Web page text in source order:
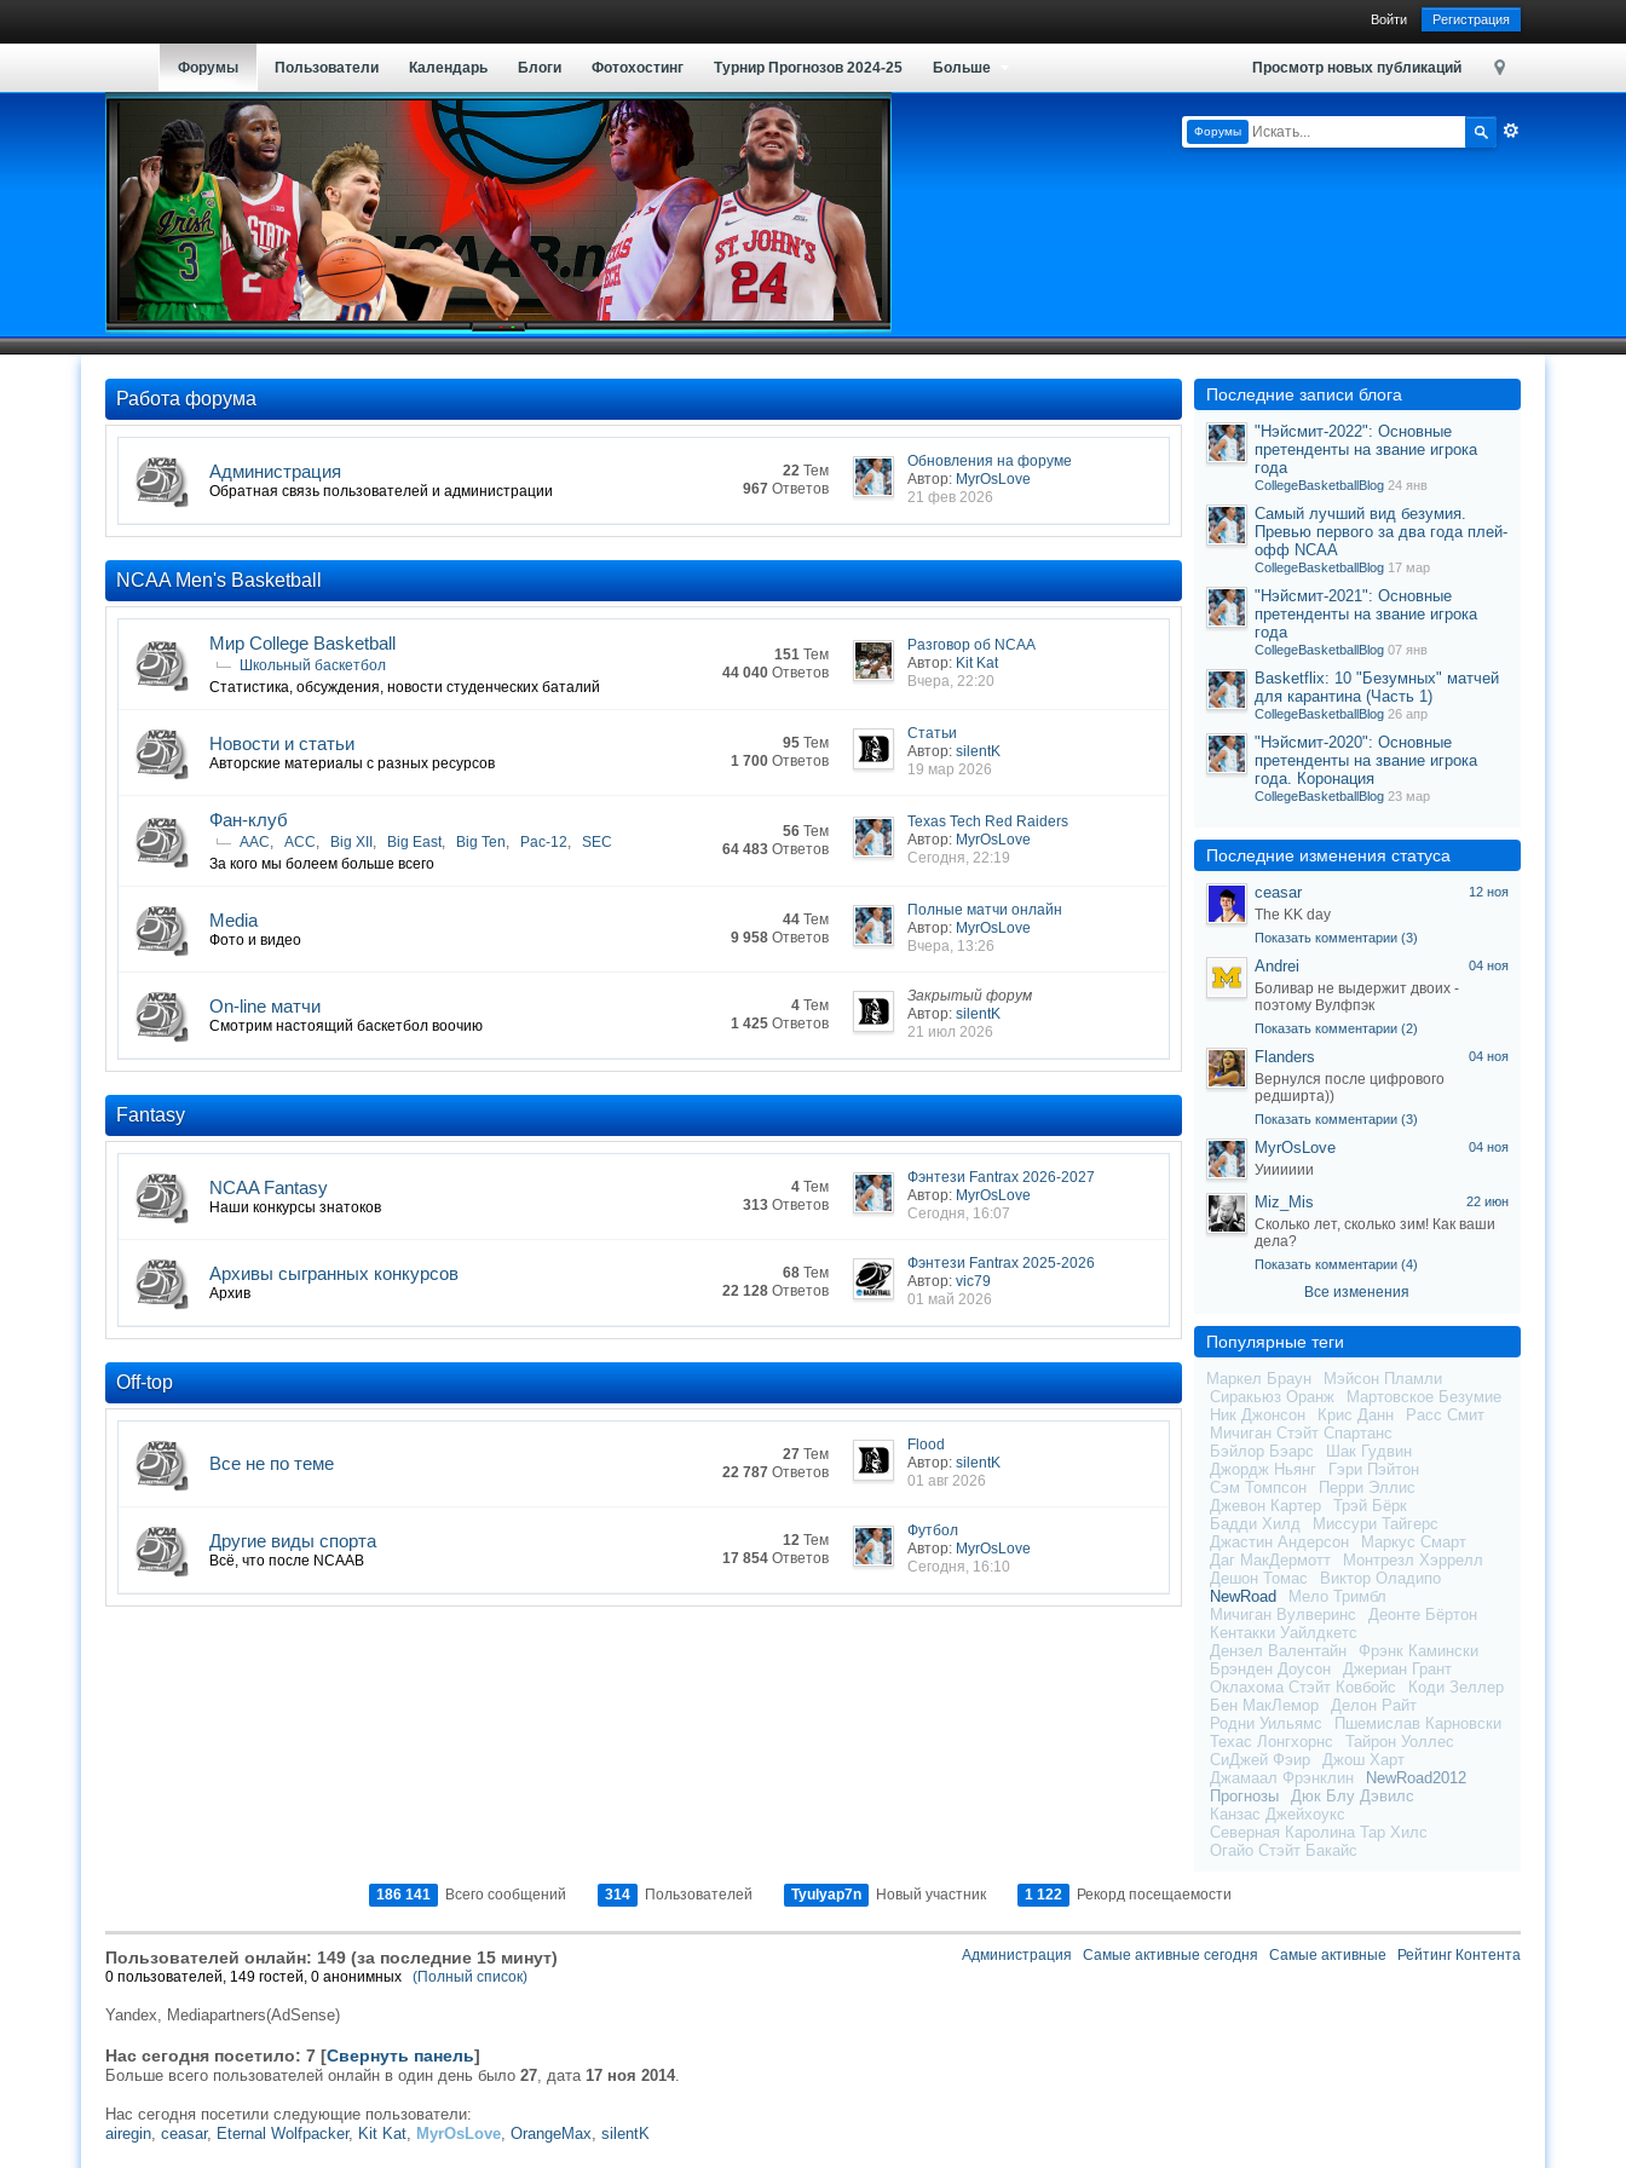
Войти Регистрация
Просмотр новых публикаций
Форумы Пользователи Календарь Блоги Фотохостинг Турнир Прогнозов 2024-25 Больше
Форумы
Работа форума
Администрация
Обратная связь пользователей и администрации
22 Тем
967 Ответов
Обновления на форуме
Автор: MyrOsLove
21 фев 2026
NCAA Men's Basketball
Мир College Basketball
Школьный баскетбол
Статистика, обсуждения, новости студенческих баталий
151 Тем
44 040 Ответов
Разговор об NCAA
Автор: Kit Kat
Вчера, 22:20
Новости и статьи
Авторские материалы с разных ресурсов
95 Тем
1 700 Ответов
Статьи
Автор:silentK
19 мар 2026
Фан-клуб
AAC, ACC, Big XII , Big East, Big Ten, Pac-12,
SEC
За кого мы болеем больше всего
56 Тем
64 483 Ответов
Texas Tech Red Raiders
Автор: MyrOsLove
Сегодня, 22:19
Media
Фото и видео
44 Тем
9 958 Ответов
Полные матчи онлайн
Автор: MyrOsLove
Вчера, 13:26
On-line матчи
Смотрим настоящий баскетбол воочию
4 Тем
1 425 Ответов
Закрытый форум
Автор:silentK
21 июл 2026
Fantasy
NCAA Fantasy
Наши конкурсы знатоков
4 Тем
313 Ответов
Фэнтези Fantrax 2026-2027
Автор: MyrOsLove
Сегодня, 16:07
Архивы сыгранных конкурсов
Архив
68 Тем
22 128 Ответов
Фэнтези Fantrax 2025-2026
Автор:vic79
01 май 2026
Off-top
Все не по теме 27 Тем
22 787 Ответов
Flood
Автор:silentK
01 авг 2026
Другие виды спорта
Всё, что после NCAAB
12 Тем
17 854 Ответов
Футбол
Автор: MyrOsLove
Сегодня, 16:10
Последние записи блога
"Нэйсмит-2022": Основные
претенденты на звание игрока
года
CollegeBasketballBlog 24 янв
Самый лучший вид безумия.
Превью первого за два года плей-
офф NCAA
CollegeBasketballBlog 17 мар
"Нэйсмит-2021": Основные
претенденты на звание игрока
года
CollegeBasketballBlog 07 янв
Basketflix: 10 "Безумных" матчей
для карантина (Часть 1)
CollegeBasketballBlog 26 апр
"Нэйсмит-2020": Основные
претенденты на звание игрока
года. Коронация
CollegeBasketballBlog 23 мар
Последние изменения статуса
12 ноя
ceasar
The KK day
Показать комментарии (3)
04 ноя
Andrei
Боливар не выдержит двоих -
поэтому Вулфпэк
Показать комментарии (2)
04 ноя
Flanders
Вернулся после цифрового
редширта))
Показать комментарии (3)
04 ноя
MyrOsLove
Уииииии
22 июн
Miz_Mis
Сколько лет, сколько зим! Как ваши
дела?
Показать комментарии (4)
Все изменения
Популярные теги
Маркел Браун
Мэйсон Пламли
Сиракьюз Оранж
Мартовское Безумие
Ник Джонсон
Крис Данн
Расс Смит
Мичиган Стэйт Спартанс
Бэйлор Бэарс
Шак Гудвин
Джордж Ньянг
Гэри Пэйтон
Сэм Томпсон
Перри Эллис
Джевон Картер
Трэй Бёрк
Бадди Хилд
Миссури Тайгерс
Джастин Андерсон
Маркус Смарт
Даг МакДермотт
Монтрезл Хэррелл
Дешон Томас
Виктор Оладипо
NewRoad
Мело Тримбл
Мичиган Вулверинс
Деонте Бёртон
Кентакки Уайлдкетс
Дензел Валентайн
Фрэнк Камински
Брэнден Доусон
Джериан Грант
Оклахома Стэйт Ковбойс
Коди Зеллер
Бен МакЛемор
Делон Райт
Родни Уильямс
Пшемислав Карновски
Техас Лонгхорнс
Тайрон Уоллес
СиДжей Фэир
Джош Харт
Джамаал Фрэнклин
NewRoad2012
Прогнозы
Дюк Блу Дэвилс
Канзас Джейхоукс
Северная Каролина Тар Хилс
Огайо Стэйт Бакайс
186 141 Всего сообщений 314 Пользователей Tyulyap7n Новый участник 1 122 Рекорд посещаемости
Администрация Самые активные сегодня Самые активные Рейтинг Контента
Пользователей онлайн: 149 (за последние 15 минут)
0 пользователей, 149 гостей, 0 анонимных(Полный список)
Yandex, Mediapartners(AdSense)
Нас сегодня посетило: 7 [Свернуть панель]
Больше всего пользователей онлайн в один день было27, дата17 ноя 2014.
Нас сегодня посетили следующие пользователи:
airegin, ceasar, Eternal Wolfpacker, Kit Kat, MyrOsLove, OrangeMax, silentK